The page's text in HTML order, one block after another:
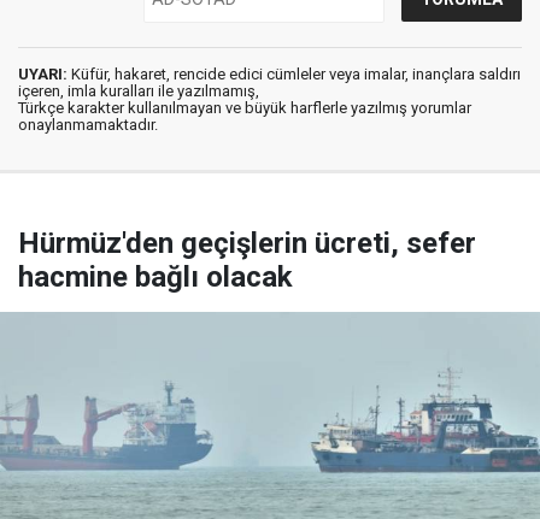
UYARI: Küfür, hakaret, rencide edici cümleler veya imalar, inançlara saldırı
içeren, imla kuralları ile yazılmamış,
Türkçe karakter kullanılmayan ve büyük harflerle yazılmış yorumlar
onaylanmamaktadır.
Hürmüz'den geçişlerin ücreti, sefer
hacmine bağlı olacak